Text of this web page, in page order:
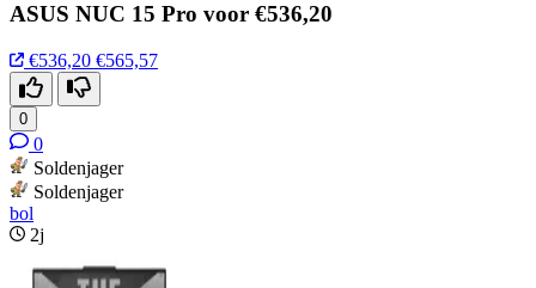
ASUS NUC 15 Pro voor €536,20
€536,20 €565,57
0
0
Soldenjager
Soldenjager
bol
2j